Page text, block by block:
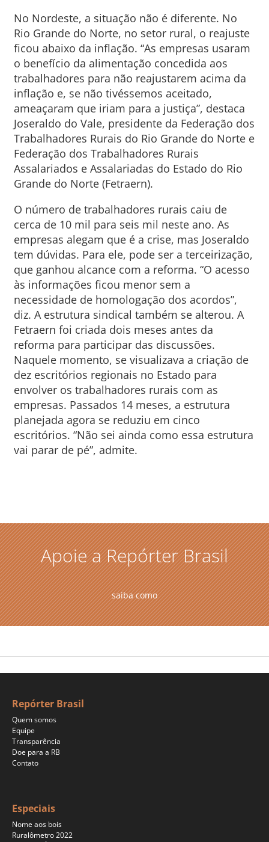
No Nordeste, a situação não é diferente. No
Rio Grande do Norte, no setor rural, o reajuste
ficou abaixo da inflação. “As empresas usaram
o benefício da alimentação concedida aos
trabalhadores para não reajustarem acima da
inflação e, se não tivéssemos aceitado,
ameaçaram que iriam para a justiça”, destaca
Joseraldo do Vale, presidente da Federação dos
Trabalhadores Rurais do Rio Grande do Norte e
Federação dos Trabalhadores Rurais
Assalariados e Assalariadas do Estado do Rio
Grande do Norte (Fetraern).
O número de trabalhadores rurais caiu de
cerca de 10 mil para seis mil neste ano. As
empresas alegam que é a crise, mas Joseraldo
tem dúvidas. Para ele, pode ser a terceirização,
que ganhou alcance com a reforma. “O acesso
às informações ficou menor sem a
necessidade de homologação dos acordos”,
diz. A estrutura sindical também se alterou. A
Fetraern foi criada dois meses antes da
reforma para participar das discussões.
Naquele momento, se visualizava a criação de
dez escritórios regionais no Estado para
envolver os trabalhadores rurais com as
empresas. Passados 14 meses, a estrutura
planejada agora se reduziu em cinco
escritórios. “Não sei ainda como essa estrutura
vai parar de pé”, admite.
Apoie a Repórter Brasil
saiba como
Repórter Brasil
Quem somos
Equipe
Transparência
Doe para a RB
Contato
Especiais
Nome aos bois
Ruralômetro 2022